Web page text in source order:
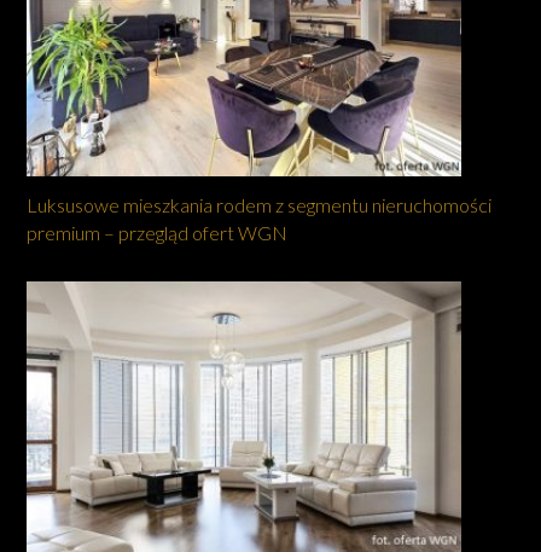
Luksusowe mieszkania rodem z segmentu nieruchomości
premium – przegląd ofert WGN